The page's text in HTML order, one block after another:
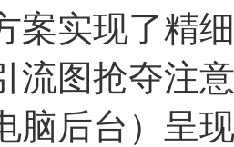
案实现了精
流图抢夺注
脑后台）呈